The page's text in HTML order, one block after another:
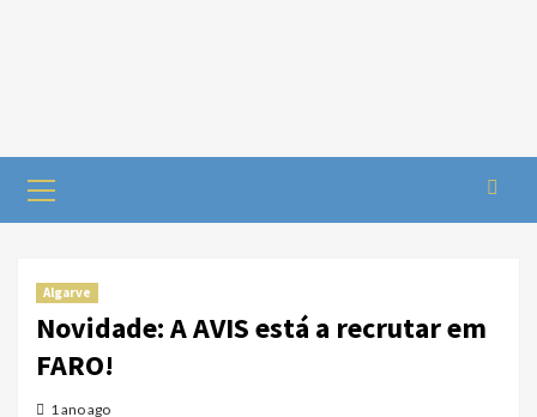
Algarve
Novidade: A AVIS está a recrutar em
FARO!
1 ano ago